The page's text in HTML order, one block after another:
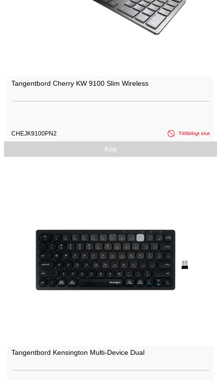
Tangentbord Cherry KW 9100 Slim Wireless
CHEJK9100PN2 Tillfälligt slut
Köp
Tangentbord Kensington Multi-Device Dual